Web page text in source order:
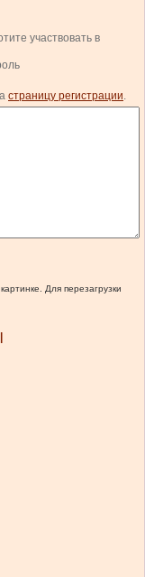
участвовать в
страницу регистрации.
Для перезагрузки